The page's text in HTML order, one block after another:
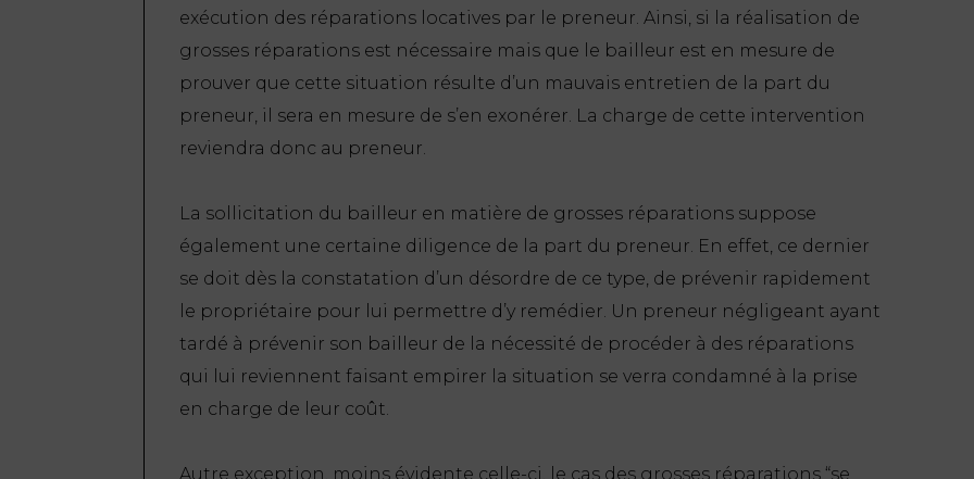
exécution des réparations locatives par le preneur. Ainsi, si la réalisation de
grosses réparations est nécessaire mais que le bailleur est en mesure de
prouver que cette situation résulte d’un mauvais entretien de la part du
preneur, il sera en mesure de s’en exonérer. La charge de cette intervention
reviendra donc au preneur.
La sollicitation du bailleur en matière de grosses réparations suppose
également une certaine diligence de la part du preneur. En effet, ce dernier
se doit dès la constatation d’un désordre de ce type, de prévenir rapidement
le propriétaire pour lui permettre d’y remédier. Un preneur négligeant ayant
tardé à prévenir son bailleur de la nécessité de procéder à des réparations
qui lui reviennent faisant empirer la situation se verra condamné à la prise
en charge de leur coût.
Autre exception, moins évidente celle-ci, le cas des grosses réparations “se